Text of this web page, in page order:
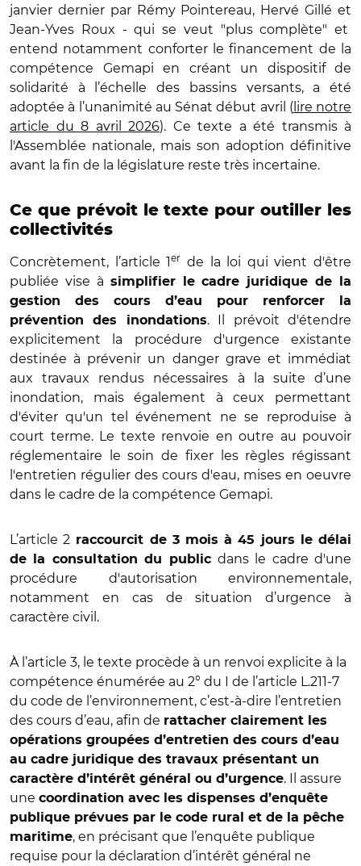
janvier dernier par Rémy Pointereau, Hervé Gillé et
Jean-Yves Roux - qui se veut "plus complète" et
entend notamment conforter le financement de la
compétence Gemapi en créant un dispositif de
solidarité à l’échelle des bassins versants, a été
adoptée à l’unanimité au Sénat début avril (lire notre
article du 8 avril 2026). Ce texte a été transmis à
l'Assemblée nationale, mais son adoption définitive
avant la fin de la législature reste très incertaine.
Ce que prévoit le texte pour outiller les
collectivités
Concrètement, l’article 1er de la loi qui vient d'être
publiée vise à simplifier le cadre juridique de la
gestion des cours d’eau pour renforcer la
prévention des inondations. Il prévoit d'étendre
explicitement la procédure d'urgence existante
destinée à prévenir un danger grave et immédiat
aux travaux rendus nécessaires à la suite d’une
inondation, mais également à ceux permettant
d'éviter qu'un tel événement ne se reproduise à
court terme. Le texte renvoie en outre au pouvoir
réglementaire le soin de fixer les règles régissant
l'entretien régulier des cours d'eau, mises en oeuvre
dans le cadre de la compétence Gemapi.
L’article 2 raccourcit de 3 mois à 45 jours le délai
de la consultation du public dans le cadre d'une
procédure d'autorisation environnementale,
notamment en cas de situation d’urgence à
caractère civil.
À l’article 3, le texte procède à un renvoi explicite à la
compétence énumérée au 2° du I de l’article L.211-7
du code de l’environnement, c’est-à-dire l’entretien
des cours d’eau, afin de rattacher clairement les
opérations groupées d’entretien des cours d’eau
au cadre juridique des travaux présentant un
caractère d’intérêt général ou d’urgence. Il assure
une coordination avec les dispenses d’enquête
publique prévues par le code rural et de la pêche
maritime, en précisant que l’enquête publique
requise pour la déclaration d’intérêt général ne